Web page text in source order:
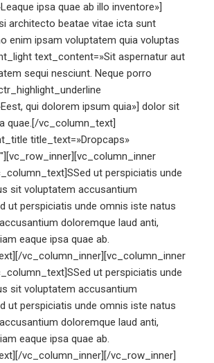
ipsa quae ab illo inventore»]
architecto beatae vitae icta sunt
enim ipsam voluptatem quia voluptas
text_content=»Sit aspernatur aut
sequi nesciunt. Neque porro
qui dolorem ipsum quia»] dolor sit
quae.[/vc_column_text]
title_text=»Dropcaps»
SSed ut perspiciatis unde
sit voluptatem accusantium
ut perspiciatis unde omnis iste natus
doloremque laud anti,
eaque ipsa quae ab.
vc_column_inner][vc_column_inner
SSed ut perspiciatis unde
sit voluptatem accusantium
ut perspiciatis unde omnis iste natus
doloremque laud anti,
eaque ipsa quae ab.
vc_column_inner][/vc_row_inner]